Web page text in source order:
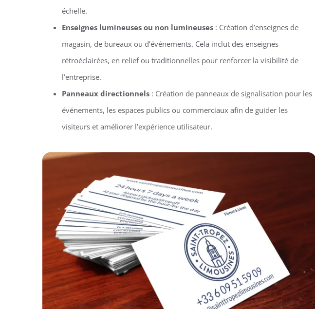
échelle.
Enseignes lumineuses ou non lumineuses: Création d’enseignes de
magasin, de bureaux ou d’événements. Cela inclut des enseignes
rétroéclairées, en relief ou traditionnelles pour renforcer la visibilité de
l’entreprise.
Panneaux directionnels: Création de panneaux de signalisation pour les
événements, les espaces publics ou commerciaux afin de guider les
visiteurs et améliorer l’expérience utilisateur.